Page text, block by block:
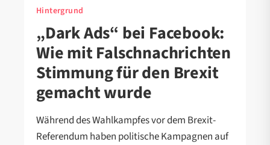
Hintergrund
„Dark Ads“ bei Facebook:
Wie mit Falschnachrichten
Stimmung für den Brexit
gemacht wurde
Während des Wahlkampfes vor dem Brexit-
Referendum haben politische Kampagnen auf